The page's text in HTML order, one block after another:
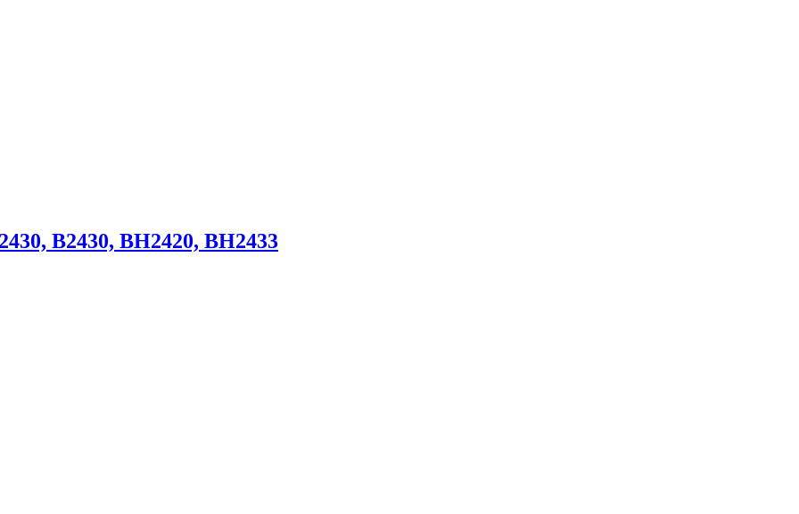
B2430, BH2420, BH2433